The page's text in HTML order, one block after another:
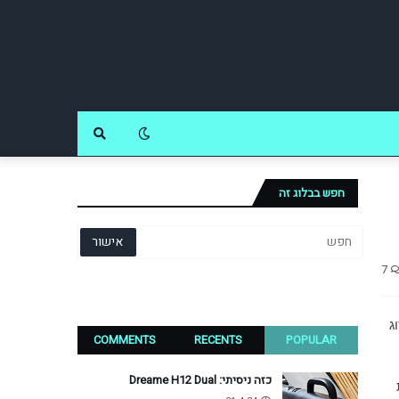
7
חפש בבלוג זה
POPULAR
RECENTS
COMMENTS
כזה ניסיתי: Dreame H12 Dual